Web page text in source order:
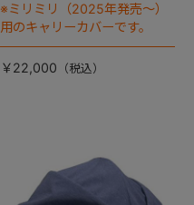
※ミリミリ（2025年発売～）
用のキャリーカバーです。
￥22,000